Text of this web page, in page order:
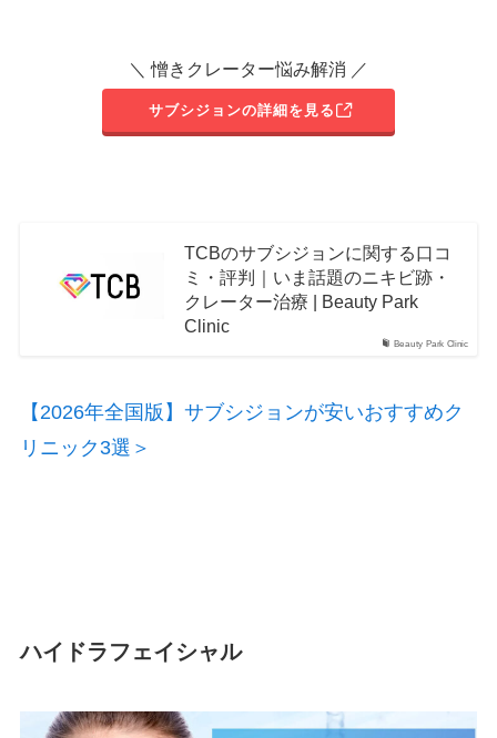
＼ 憎きクレーター悩み解消 ／
サブシジョンの詳細を見る
Beauty Park Clinic
TCBのサブシジョンに関する口コ
ミ・評判｜いま話題のニキビ跡・
クレーター治療 | Beauty Park
Clinic
【2026年全国版】サブシジョンが安いおすすめク
リニック3選＞
ハイドラフェイシャル